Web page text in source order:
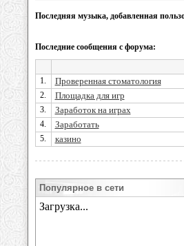
Последняя музыка, добавленная
Последние сообщения с форума:
1. Проверенная стоматология
2. Площадка для игр
3. Заработок на играх
4. Заработать
5. казино
Популярное в сети